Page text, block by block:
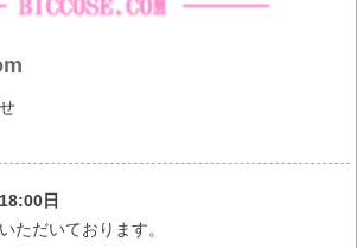
日
ただいております。